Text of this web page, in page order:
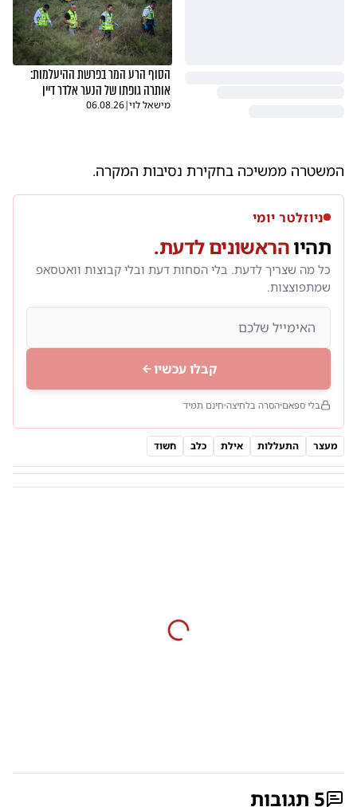
הסוף הרע המר בפרשת ההיעלמות:
אותרה גופתו של הנער אלדר דיין
מישאל לוי|
06.08.26
המשטרה ממשיכה בחקירת נסיבות המקרה.
ניוזלטר יומי
תהיוהראשונים לדעת.
כל מה שצריך לדעת. בלי הסחות דעת ובלי קבוצות וואטסאפ
שמתפוצצות.
קבלו עכשיו
בלי ספאם הסרה בלחיצה חינם תמיד
מעצר התעללות אילת כלב חשוד
5 תגובות